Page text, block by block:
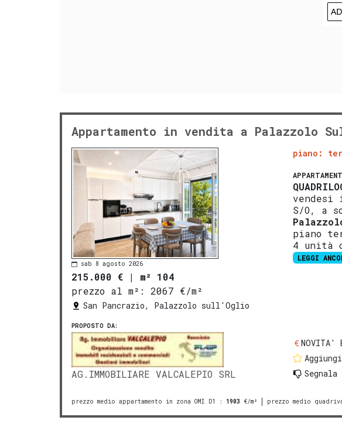
Appartamento in vendita a Palazzolo
sab 8 agosto 2026
215.000 € | m² 104
prezzo al m²:
2067 €/m²
San Pancrazio, Palazzolo sull'Oglio
PROPOSTO DA:
AG.IMMOBILIARE VALCALEPIO SRL
piano:
vendesi
S/O, a
piano
4 unità
LEGGI
NOVITA'
Segnala
prezzo medio appartamento in zona OMI D1 : 1903 €/m² prezzo medio